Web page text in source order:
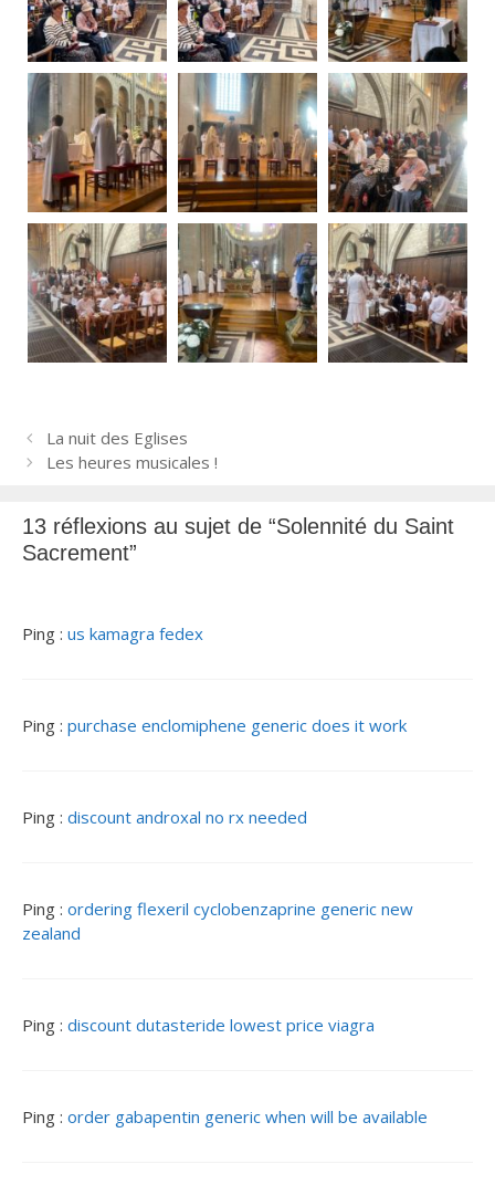
N
a
g
a
o
s
i
e
La nuit des Eglises
Les heures musicales !
13 réflexions au sujet de “Solennité du Saint
Sacrement”
Ping : us kamagra fedex
Ping : purchase enclomiphene generic does it work
Ping : discount androxal no rx needed
Ping : ordering flexeril cyclobenzaprine generic new
zealand
Ping : discount dutasteride lowest price viagra
Ping : order gabapentin generic when will be available